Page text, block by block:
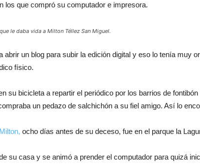
los que compró su computador e impresora.
le daba vida a Milton Téllez San Miguel.
un blog para subir la edición digital y eso lo tenía muy
físico.
su bicicleta a repartir el periódico por los barrios de
un pedazo de salchichón a su fiel amigo. Así lo
ocho días antes de su deceso, fue en el parque la
su casa y se animó a prender el computador para quizá